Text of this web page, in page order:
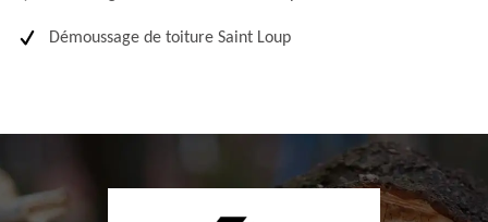
Démoussage de toiture Saint Loup